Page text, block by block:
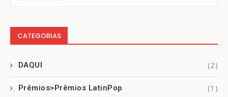
CATEGORIAS
DAQUI (2)
Prêmios>Prêmios LatinPop (1)